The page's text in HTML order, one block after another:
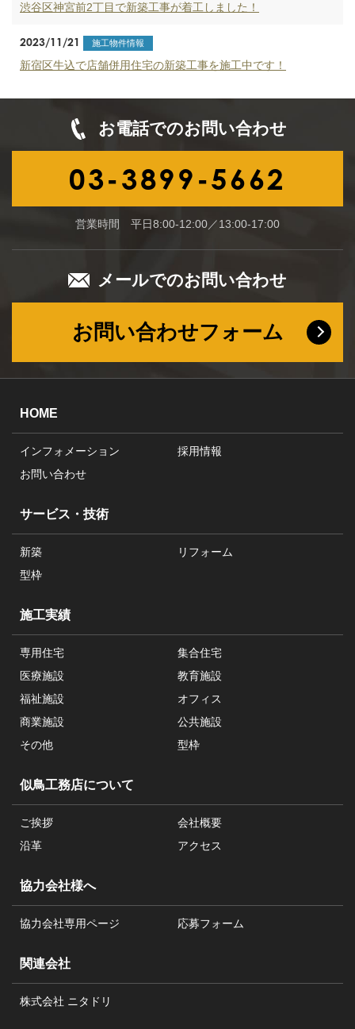
渋谷区神宮前2丁目で新築工事が着工しました！
2023/11/21 施工物件情報
新宿区牛込で店舗併用住宅の新築工事を施工中です！
お電話でのお問い合わせ
03-3899-5662
営業時間 平日8:00-12:00／13:00-17:00
メールでのお問い合わせ
お問い合わせフォーム
HOME
インフォメーション
採用情報
お問い合わせ
サービス・技術
新築
リフォーム
型枠
施工実績
専用住宅
集合住宅
医療施設
教育施設
福祉施設
オフィス
商業施設
公共施設
その他
型枠
似鳥工務店について
ご挨拶
会社概要
沿革
アクセス
協力会社様へ
協力会社専用ページ 応募フォーム
関連会社
株式会社 ニタドリ